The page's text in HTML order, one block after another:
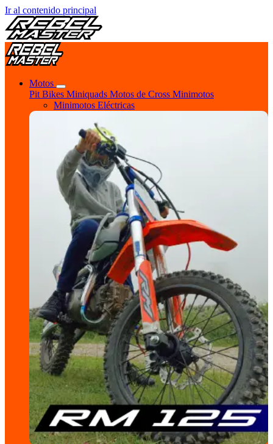
Ir al contenido principal
Motos
Pit Bikes Miniquads Motos de Cross Minimotos
Minimotos Eléctricas